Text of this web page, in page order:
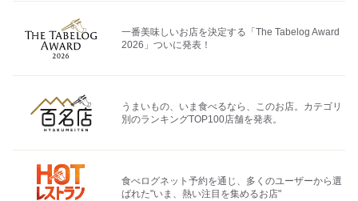
一番美味しいお店を決定する「The Tabelog Award
2026」ついに発表！
うまいもの、いま食べるなら、このお店。カテゴリ
別のランキングTOP100店舗を発表。
食べログネット予約を通じ、多くのユーザーから選
ばれた"いま、熱い注目を集めるお店"